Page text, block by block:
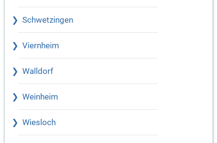
Schwetzingen
Viernheim
Walldorf
Weinheim
Wiesloch